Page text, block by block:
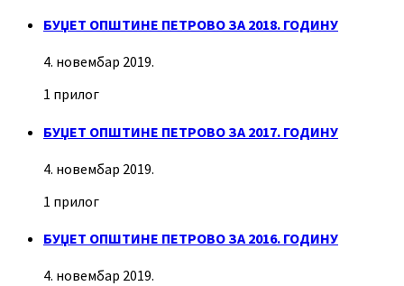
БУЏЕТ ОПШТИНЕ ПЕТРОВО ЗА 2018. ГОДИНУ
4. новембар 2019.
1 прилог
БУЏЕТ ОПШТИНЕ ПЕТРОВО ЗА 2017. ГОДИНУ
4. новембар 2019.
1 прилог
БУЏЕТ ОПШТИНЕ ПЕТРОВО ЗА 2016. ГОДИНУ
4. новембар 2019.